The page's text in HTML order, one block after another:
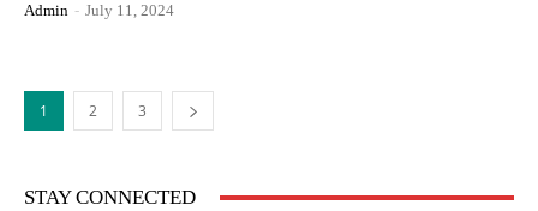
Admin - July 11, 2024
1 2 3
STAY CONNECTED